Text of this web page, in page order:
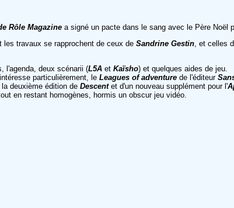
Rôle Magazine a signé un pacte dans le sang avec le Père Noël
les travaux se rapprochent de ceux de Sandrine Gestin , et celles
l'agenda, deux scénarii (L5A et Kaïsho) et quelques aides de jeu.
particulièrement, le Leagues of adventure de l'éditeur
deuxième édition de Descent et d'un nouveau supplément pour l'
en restant homogènes, hormis un obscur jeu vidéo.